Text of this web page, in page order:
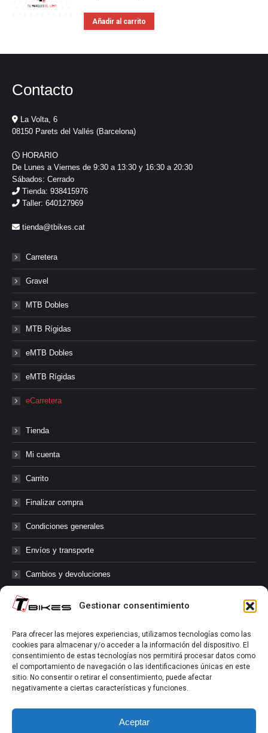
Gestionar consentimiento
Para ofrecer las mejores experiencias, utilizamos tecnologías como las
cookies para almacenar y/o acceder a la información del dispositivo. El
consentimiento de estas tecnologías nos permitirá procesar datos como
el comportamiento de navegación o las identificaciones únicas en este
sitio. No consentir o retirar el consentimiento, puede afectar
negativamente a ciertas características y funciones.
Aceptar
Añadir al carrito
Contacto
La Volta, 6
08150 Parets del Vallés (Barcelona)
HORARIO
De Lunes a Viernes de 9:30 a 13:30 y 16:30 a 20:30
Sábados: Cerrado
Tienda: 938415976
Taller: 640127969
tienda@tbikes.cat
Carretera
Gravel
MTB Dobles
MTB Rígidas
eMTB Dobles
eMTB Rígidas
eCarretera
Tienda
Mi cuenta
Carrito
Finalizar compra
Condiciones generales
Envíos y transporte
Cambios y devoluciones
@tbikes.cat #tbikes
Síguenos en las redes sociales de Tbikes, mantente informado de
nuestras novedades, productos, salidas en grupo, ofertas, sorteos ...
y muchos más!